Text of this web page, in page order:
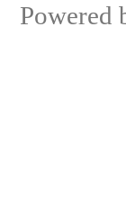
Powered